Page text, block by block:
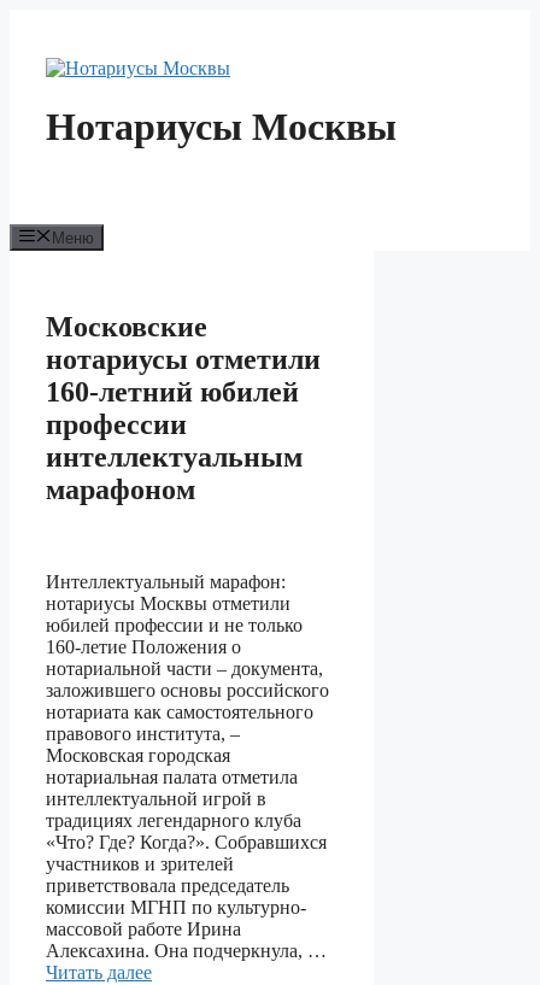
содержимому
Нотариусы Москвы
Меню
Московские
нотариусы отметили
160-летний юбилей
профессии
интеллектуальным
марафоном
Интеллектуальный марафон:
нотариусы Москвы отметили
юбилей профессии и не только
160-летие Положения о
нотариальной части – документа,
заложившего основы российского
нотариата как самостоятельного
правового института, –
Московская городская
нотариальная палата отметила
интеллектуальной игрой в
традициях легендарного клуба
«Что? Где? Когда?». Собравшихся
участников и зрителей
приветствовала председатель
комиссии МГНП по культурно-
массовой работе Ирина
Алексахина. Она подчеркнула, …
Читать далее